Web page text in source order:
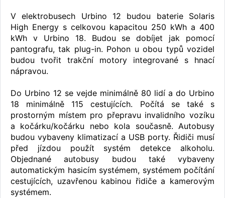
V elektrobusech Urbino 12 budou baterie Solaris
High Energy s celkovou kapacitou 250 kWh a 400
kWh v Urbino 18. Budou se dobíjet jak pomocí
pantografu, tak plug-in. Pohon u obou typů vozidel
budou tvořit trakční motory integrované s hnací
nápravou.
Do Urbino 12 se vejde minimálně 80 lidí a do Urbino
18 minimálně 115 cestujících. Počítá se také s
prostorným místem pro přepravu invalidního vozíku
a kočárku/kočárku nebo kola současně. Autobusy
budou vybaveny klimatizací a USB porty. Řidiči musí
před jízdou použít systém detekce alkoholu.
Objednané autobusy budou také vybaveny
automatickým hasicím systémem, systémem počítání
cestujících, uzavřenou kabinou řidiče a kamerovým
systémem.